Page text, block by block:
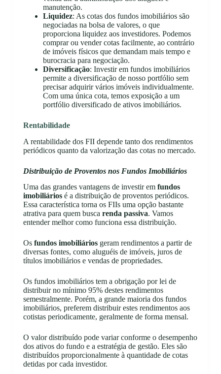
manutenção.
Liquidez: As cotas dos fundos imobiliários são
negociadas na bolsa de valores, o que
proporciona liquidez aos investidores. Podemos
comprar ou vender cotas facilmente, ao contrário
de imóveis físicos que demandam mais tempo e
burocracia para negociação.
Diversificação: Investir em fundos imobiliários
permite a diversificação de nosso portfólio sem
precisar adquirir vários imóveis individualmente.
Com uma única cota, temos exposição a um
portfólio diversificado de ativos imobiliários.
Rentabilidade
A rentabilidade dos FII depende tanto dos rendimentos
periódicos quanto da valorização das cotas no mercado.
Distribuição de Proventos nos Fundos Imobiliários
Uma das grandes vantagens de investir em fundos
imobiliáriosé a distribuição de proventos periódicos.
Essa característica torna os FIIs uma opção bastante
atrativa para quem busca renda passiva. Vamos
entender melhor como funciona essa distribuição.
Os fundos imobiliáriosgeram rendimentos a partir de
diversas fontes, como aluguéis de imóveis, juros de
títulos imobiliários e vendas de propriedades.
Os fundos imobiliários tem a obrigação por lei de
distribuir no mínimo 95% destes rendimentos
semestralmente. Porém, a grande maioria dos fundos
imobiliários, preferem distribuir estes rendimentos aos
cotistas periodicamente, geralmente de forma mensal.
O valor distribuído pode variar conforme o desempenho
dos ativos do fundo e a estratégia de gestão. Eles são
distribuídos proporcionalmente à quantidade de cotas
detidas por cada investidor.